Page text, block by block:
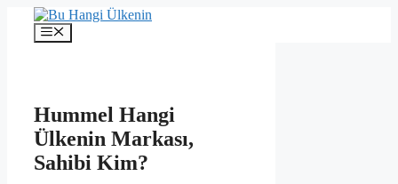
İçeriğe
Menü
Hummel Hangi
Ülkenin Markası,
Sahibi Kim?